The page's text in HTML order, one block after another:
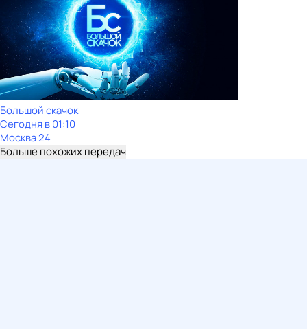
Большой скачок
Сегодня в 01:10
Москва 24
Больше похожих передач